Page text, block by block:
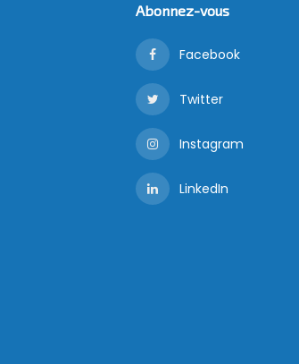
Abonnez-vous
Facebook
Twitter
Instagram
LinkedIn